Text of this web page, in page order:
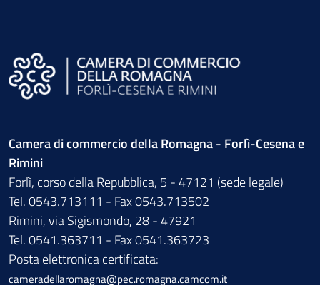
Camera di commercio della Romagna - Forlì-Cesena e
Rimini
Forlì, corso della Repubblica, 5 - 47121 (sede legale)
Tel. 0543.713111 - Fax 0543.713502
Rimini, via Sigismondo, 28 - 47921
Tel. 0541.363711 - Fax 0541.363723
Posta elettronica certificata:
cameradellaromagna@pec.romagna.camcom.it